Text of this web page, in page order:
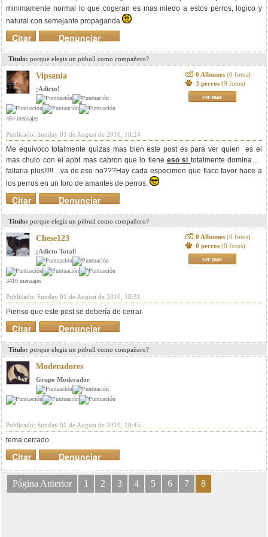
minimamente normal lo que cogeran es mas miedo a estos perros, logico y
natural con semejante propaganda
Denunciar
mensaje
Citar
Titulo: porque elegis un pitbull como compañero?
Vipsania
¡Adicto!
484 mensajes
0 Albumes (0 fotos)
3 perros (9 fotos)
ver mas
Publicado: Sunday 01 de August de 2010, 18:24
Me equivoco totalmente quizas mas bien este post es para ver quien es el
mas chulo con el apbt mas cabron que lo tieneeso si totalmente dominado,
faltaria plus!!!!!....va de eso no???Hay cada especimen que flaco favor hace a
los perros en un foro de amantes de perros.
Denunciar
mensaje
Citar
Titulo: porque elegis un pitbull como compañero?
Chese123
¡Adicto Total!
3410 mensajes
0 Albumes (0 fotos)
0 perros (0 fotos)
ver mas
Publicado: Sunday 01 de August de 2010, 18:31
Pienso que este post se debería de cerrar.
Denunciar
mensaje
Citar
Titulo: porque elegis un pitbull como compañero?
Moderadores
Grupo Moderador
Publicado: Sunday 01 de August de 2010, 18:45
tema cerrado
Denunciar
mensaje
Citar
Página Anterior 1 2 3 4 5 6 7 8